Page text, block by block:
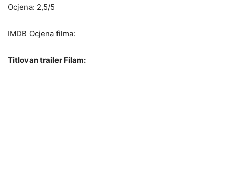
Ocjena: 2,5/5
IMDB Ocjena filma:
Titlovan trailer Filam: